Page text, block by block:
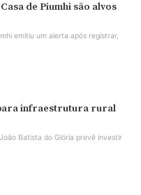
de Piumhi são alvos
emitiu um alerta após registrar,
infraestrutura rural
Batista do Glória prevê investir